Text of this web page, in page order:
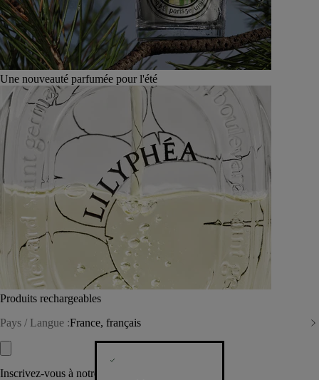
Une nouveauté parfumée pour l'été
Produits rechargeables
Pays / Langue :France, français
Inscrivez-vous à notre Newsletter